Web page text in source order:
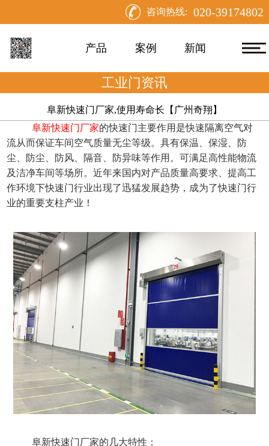
咨询热线: 020-39174802
产品 案例 新闻
工业门资讯
阜新快速门厂家,使用寿命长【广州奇翔】
阜新快速门厂家的快速门主要作用是快速隔离空气对
流从而保证车间空气质量无尘等级。具有保温、保湿、防
尘、防尘、防风、隔音、防异味等作用。可满足高性能物流
及洁净车间等场所。近年来国内对产品质量高要求、提高工
作环境下快速门行业出现了迅猛发展趋势，成为了快速门行
业的重要支柱产业！
阜新快速门厂家的几大特性：